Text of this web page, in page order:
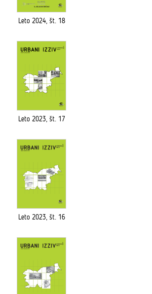
Leto 2024, št. 18
Leto 2023, št. 17
Leto 2023, št. 16